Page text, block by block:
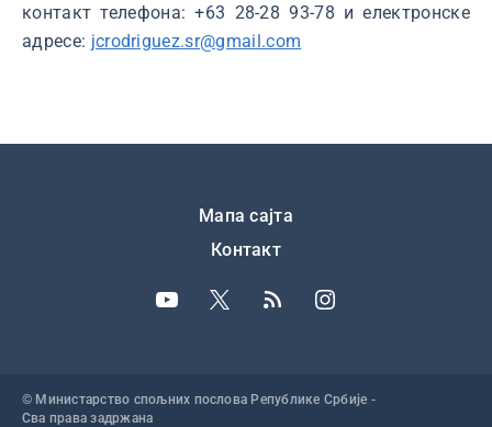
контакт телефона: +63 28-28 93-78 и електронске
адресе: jcrodriguez.sr@gmail.com
Мапа сајта
Контакт
© Министарство спољних послова Републике Србије -
Сва права задржана